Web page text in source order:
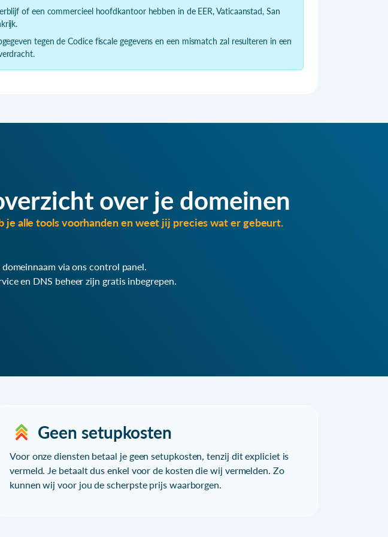
of een commercieel hoofdkantoor hebben in de EER, Vaticaanstad, San
tegen de Codice fiscale gegevens en een mismatch zal resulteren in een
over je domeinen
je alle tools voorhanden en weet jij precies wat er gebeurt.
via ons control panel.
en DNS beheer zijn gratis inbegrepen.
Geen setupkosten
Voor onze diensten betaal je geen setupkosten, tenzij dit expliciet is
vermeld. Je betaalt dus enkel voor de kosten die wij vermelden. Zo
kunnen wij voor jou de scherpste prijs waarborgen.